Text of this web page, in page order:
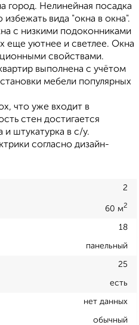
город. Нелинейная посадка
вида "окна в окна".
с низкими подоконниками
еще уютнее и светлее. Окна
свойствами.
выполнена с учётом
мебели популярных
что уже входит в
стен достигается
и штукатурка в с/у.
согласно дизайн-
2
60 м2
18
панельный
25
есть
нет данных
обычный